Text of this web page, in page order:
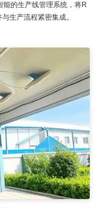
能的生产线管理系统，将R
生产流程紧密集成。